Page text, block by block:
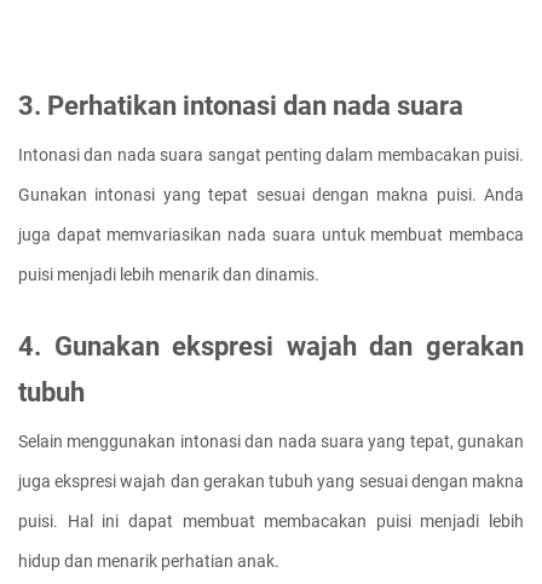
3. Perhatikan intonasi dan nada suara
Intonasi dan nada suara sangat penting dalam membacakan puisi.
Gunakan intonasi yang tepat sesuai dengan makna puisi. Anda
juga dapat memvariasikan nada suara untuk membuat membaca
puisi menjadi lebih menarik dan dinamis.
4. Gunakan ekspresi wajah dan gerakan
tubuh
Selain menggunakan intonasi dan nada suara yang tepat, gunakan
juga ekspresi wajah dan gerakan tubuh yang sesuai dengan makna
puisi. Hal ini dapat membuat membacakan puisi menjadi lebih
hidup dan menarik perhatian anak.